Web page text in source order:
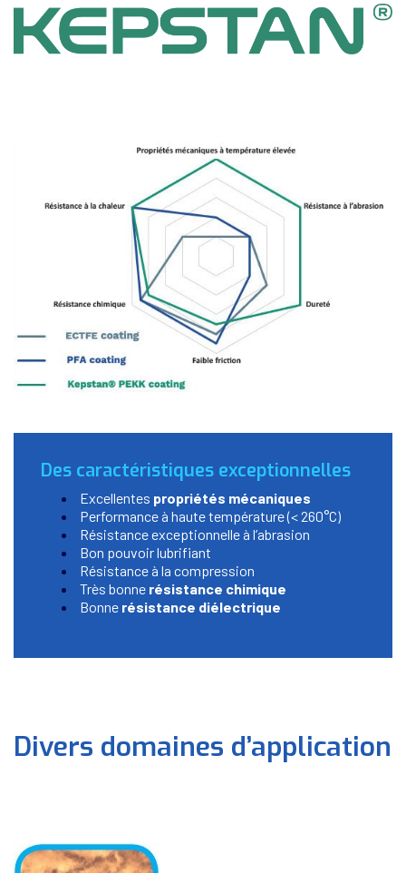
Des caractéristiques exceptionnelles
Excellentes propriétés mécaniques
Performance à haute température (< 260°C)
Résistance exceptionnelle à l’abrasion
Bon pouvoir lubrifiant
Résistance à la compression
Très bonne résistance chimique
Bonne résistance diélectrique
Divers domaines d’application